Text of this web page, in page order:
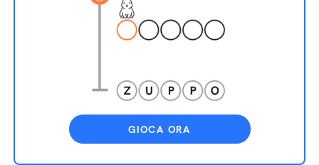
GIOCA ORA